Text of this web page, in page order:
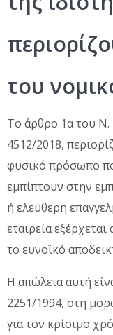
του
Το άρθρο 1α του Ν.
4512/2018,
φυσικό πρόσωπο
εμπίπτουν στην
ή ελεύθερη
εταιρεία
το ευνοϊκό
Η απώλεια αυτή
2251/1994, στη
για τον κρίσιμο